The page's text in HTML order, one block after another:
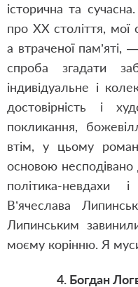
історична та
про ХХ століття, мої
а втраченої
спроба згадати
індивідуальне і
достовірність і
покликання,
втім, у цьому
основою
політика-невдахи
В’ячеслава
Липинським
моєму корінню. Я
4. Богдан